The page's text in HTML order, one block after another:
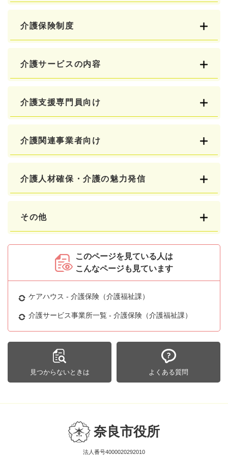
介護保険制度
介護サービスの内容
介護支援専門員向け
介護関連事業者向け
介護人材確保・介護の魅力発信
その他
このページを見ている人は
こんなページも見ています
ケアハウス - 介護保険（介護福祉課）
介護サービス事業所一覧 - 介護保険（介護福祉課）
見つからないときは よくある質問
奈良市役所
法人番号4000020292010